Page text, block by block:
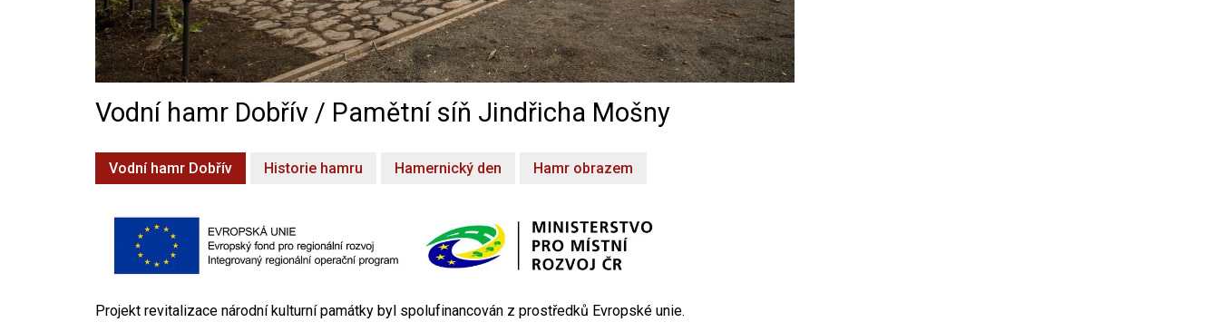
Vodní hamr Dobřív / Pamětní síň Jindřicha Mošny
Vodní hamr Dobřív Historie hamru Hamernický den Hamr obrazem
Projekt revitalizace národní kulturní památky byl spolufinancován z prostředků Evropské unie.